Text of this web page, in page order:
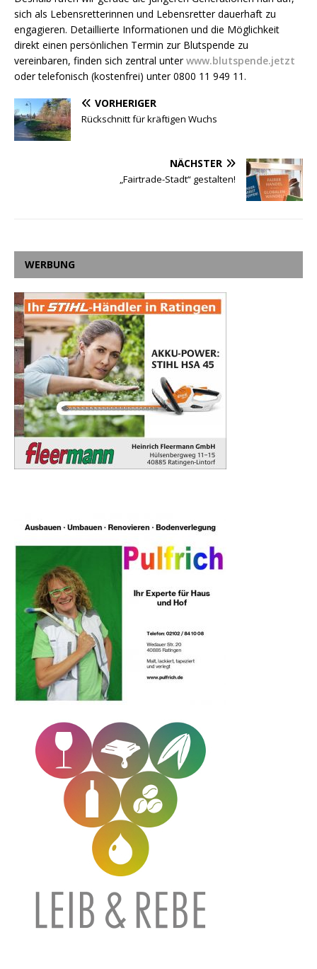
sich als Lebensretterinnen und Lebensretter dauerhaft zu
engagieren. Detaillierte Informationen und die Möglichkeit
direkt einen persönlichen Termin zur Blutspende zu
vereinbaren, finden sich zentral unterwww.blutspende.jetzt
oder telefonisch (kostenfrei) unter 0800 11 949 11.
VORHERIGER
Rückschnitt für kräftigen Wuchs
NÄCHSTER
„Fairtrade-Stadt“ gestalten!
WERBUNG